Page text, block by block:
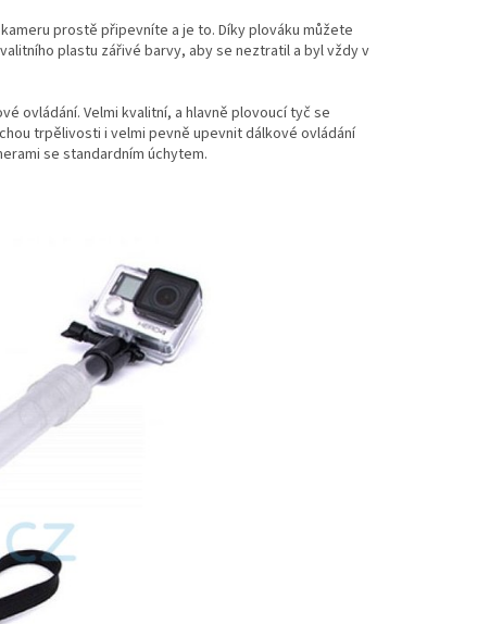
prostě připevníte a je to. Díky plováku můžete
plastu zářivé barvy, aby se neztratil a byl vždy v
ovládání. Velmi kvalitní, a hlavně plovoucí tyč se
trpělivosti i velmi pevně upevnit dálkové ovládání
se standardním úchytem.